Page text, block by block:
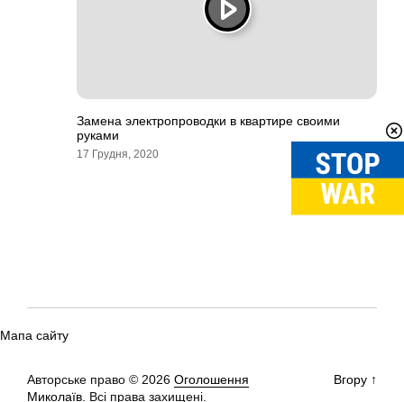
Замена электропроводки в квартире своими
руками
17 Грудня, 2020
Мапа сайту
Авторське право © 2026 Оголошення
Миколаїв. Всі права захищені.
Вгору ↑